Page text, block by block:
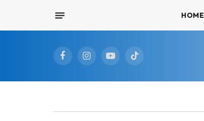
HOME
FacebookInstagramYouTubeTikTok